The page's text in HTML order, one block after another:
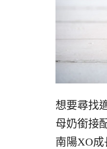
想要尋找
母奶銜接
南陽XO